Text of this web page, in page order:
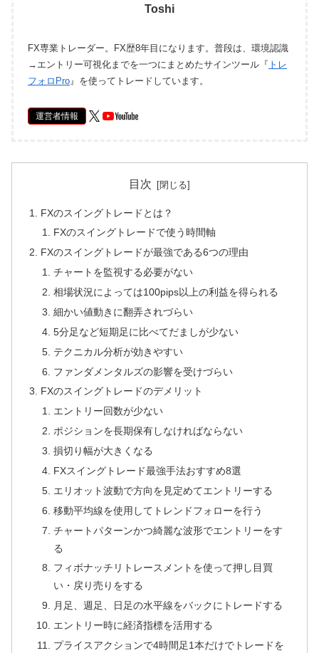
Toshi
FX専業トレーダー。FX歴8年目になります。普段は、環境認識
→エントリー可視化までを一つにまとめたサインツール『 トレ
フォロPro』を使ってトレードしています。
運営者情報
目次
FXのスイングトレードとは？
FXのスイングトレードで使う時間軸
FXのスイングトレードが最強である6つの理由
チャートを監視する必要がない
相場状況によっては100pips以上の利益を得られる
細かい値動きに翻弄されづらい
5分足など短期足に比べてだましが少ない
テクニカル分析が効きやすい
ファンダメンタルズの影響を受けづらい
FXのスイングトレードのデメリット
エントリー回数が少ない
ポジションを長期保有しなければならない
損切り幅が大きくなる
FXスイングトレード最強手法おすすめ8選
エリオット波動で方向を見定めてエントリーする
移動平均線を使用してトレンドフォローを行う
チャートパターンかつ綺麗な波形でエントリーをす
る
フィボナッチリトレースメントを使って押し目買
い・戻り売りをする
月足、週足、日足の水平線をバックにトレードする
エントリー時に経済指標を活用する
プライスアクションで4時間足1本だけでトレードを